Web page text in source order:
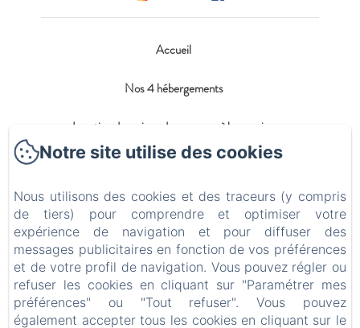
Accueil
Nos 4 hébergements
Location de maison de vacances à la semaine
Contact
Politique de confidentialité
Informations légales
Informations sur les cookies
Notre site utilise des cookies
Nous utilisons des cookies et des traceurs (y compris
de tiers) pour comprendre et optimiser votre
expérience de navigation et pour diffuser des
messages publicitaires en fonction de vos préférences
et de votre profil de navigation. Vous pouvez régler ou
refuser les cookies en cliquant sur "Paramétrer mes
préférences" ou "Tout refuser". Vous pouvez
également accepter tous les cookies en cliquant sur le